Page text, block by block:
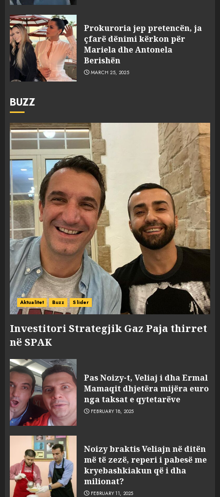
Prokuroria jep pretencën, ja
çfarë dënimi kërkon për
Mariela dhe Antonela
Berishën
MARCH 25, 2025
BUZZ
Aktualitet Buzz Slider
Investitori Strategjik Gaz Paja thirret
në SPAK
Pas Noizy-t, Veliaj i dha Ermal
Mamaqit dhjetëra mijëra euro
nga taksat e qytetarëve
FEBRUARY 18, 2025
Noizy braktis Veliajn në ditën
më të zezë, reperi i pabesë me
kryebashkiakun që i dha
milionat?
FEBRUARY 11, 2025
3
sulmuan “One Albania”,
ngjarja u fsheh. A u vodhën
serverat?
MARCH 25, 2025